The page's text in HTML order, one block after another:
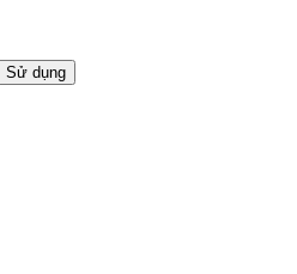
Sử dụng